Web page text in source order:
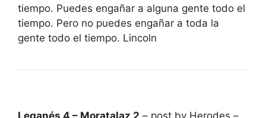
tiempo. Puedes engañar a alguna gente todo el
tiempo. Pero no puedes engañar a toda la
gente todo el tiempo. Lincoln
Leganés 4 – Moratalaz 2 – post by Herodes –